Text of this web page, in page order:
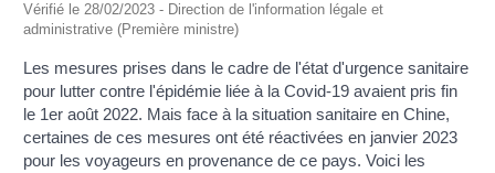
Vérifié le 28/02/2023 - Direction de l'information légale et
administrative (Première ministre)
Les mesures prises dans le cadre de l'état d'urgence sanitaire
pour lutter contre l'épidémie liée à la Covid-19 avaient pris fin
le 1eraoût 2022. Mais face à la situation sanitaire en Chine,
certaines de ces mesures ont été réactivées en janvier 2023
pour les voyageurs en provenance de ce pays. Voici les